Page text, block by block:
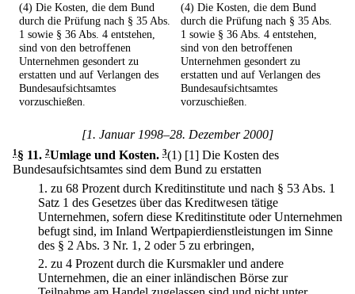
(4) Die Kosten, die dem Bund
durch die Prüfung nach § 35 Abs.
1 sowie § 36 Abs. 4 entstehen,
sind von den betroffenen
Unternehmen gesondert zu
erstatten und auf Verlangen des
Bundesaufsichtsamtes
vorzuschießen.
(4) Die Kosten, die dem Bund
durch die Prüfung nach § 35 Abs.
1 sowie § 36 Abs. 4 entstehen,
sind von den betroffenen
Unternehmen gesondert zu
erstatten und auf Verlangen des
Bundesaufsichtsamtes
vorzuschießen.
[1. Januar 1998–28. Dezember 2000]
1§ 11. 2Umlage und Kosten. 3(1) [1] Die Kosten des
Bundesaufsichtsamtes sind dem Bund zu erstatten
1. zu 68 Prozent durch Kreditinstitute und nach § 53 Abs. 1
Satz 1 des Gesetzes über das Kreditwesen tätige
Unternehmen, sofern diese Kreditinstitute oder Unternehmen
befugt sind, im Inland Wertpapierdienstleistungen im Sinne
des § 2 Abs. 3 Nr. 1, 2 oder 5 zu erbringen,
2. zu 4 Prozent durch die Kursmakler und andere
Unternehmen, die an einer inländischen Börse zur